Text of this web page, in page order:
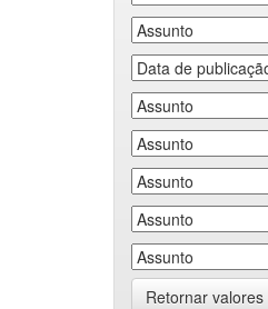
Retornar valores